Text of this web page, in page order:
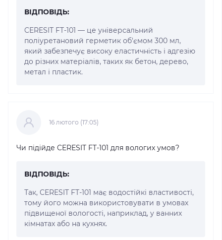
ВІДПОВІДЬ:
CERESIT FT-101 — це універсальний
поліуретановий герметик об'ємом 300 мл,
який забезпечує високу еластичність і адгезію
до різних матеріалів, таких як бетон, дерево,
метал і пластик.
16 лютого (17:05)
Чи підійде CERESIT FT-101 для вологих умов?
ВІДПОВІДЬ:
Так, CERESIT FT-101 має водостійкі властивості,
тому його можна використовувати в умовах
підвищеної вологості, наприклад, у ванних
кімнатах або на кухнях.